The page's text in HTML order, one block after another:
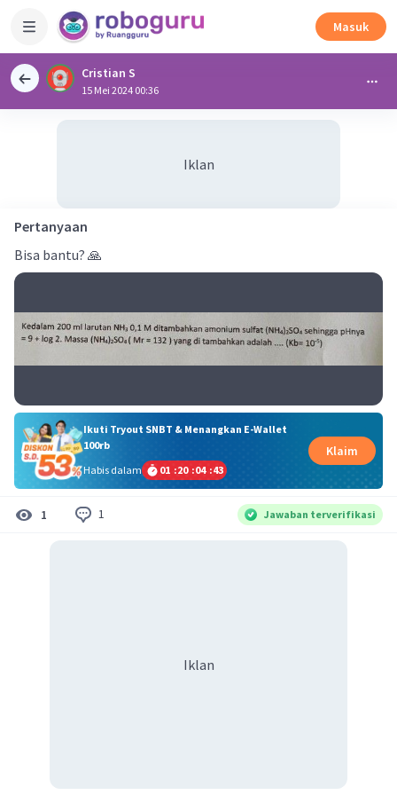
Masuk
Cristian S
15 Mei 2024 00:36
Iklan
Pertanyaan
Bisa bantu? 🙏
Ikuti Tryout SNBT & Menangkan E-Wallet
100rb
Habis dalam
01 :20 :04 :43
Klaim
1 1 Jawaban terverifikasi
Iklan